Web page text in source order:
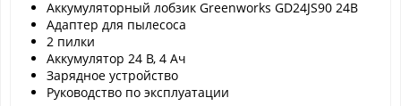
Аккумуляторный лобзик Greenworks GD24JS90 24В
Адаптер для пылесоса
2 пилки
Аккумулятор 24 В, 4 Ач
Зарядное устройство
Руководство по эксплуатации